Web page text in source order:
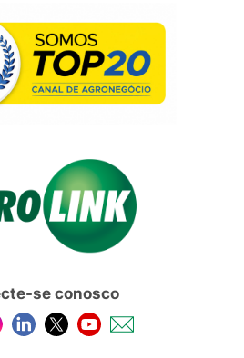
se conosco